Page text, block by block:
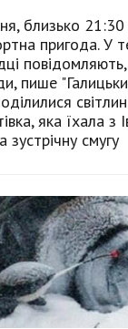
близько
пригода. У
пише
яка їхала з
смугу